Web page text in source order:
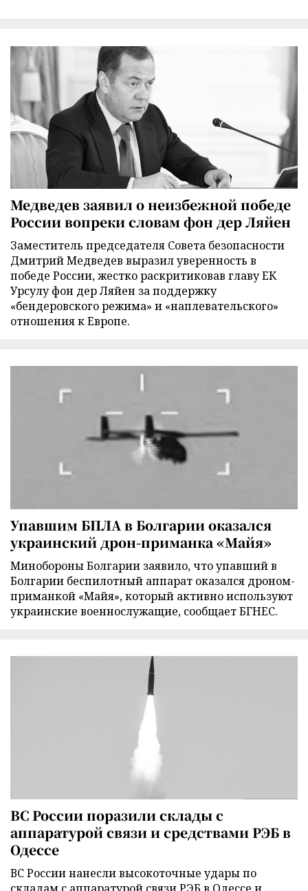
Медведев заявил о неизбежной победе
России вопреки словам фон дер Ляйен
Заместитель председателя Совета безопасности
Дмитрий Медведев выразил уверенность в
победе России, жестко раскритиковав главу ЕК
Урсулу фон дер Ляйен за поддержку
«бендеровского режима» и «наплевательского»
отношения к Европе.
Упавшим БПЛА в Болгарии оказался
украинский дрон-приманка «Майя»
Минобороны Болгарии заявило, что упавший в
Болгарии беспилотный аппарат оказался дроном-
приманкой «Майя», который активно используют
украинские военнослужащие, сообщает БГНЕС.
ВС России поразили склады с
аппаратурой связи и средствами РЭБ в
Одессе
ВС России нанесли высокоточные удары по
складам с аппаратурой связи РЭБ в Одессе и